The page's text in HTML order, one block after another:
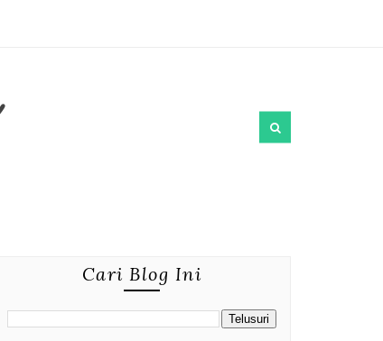
Cari Blog Ini